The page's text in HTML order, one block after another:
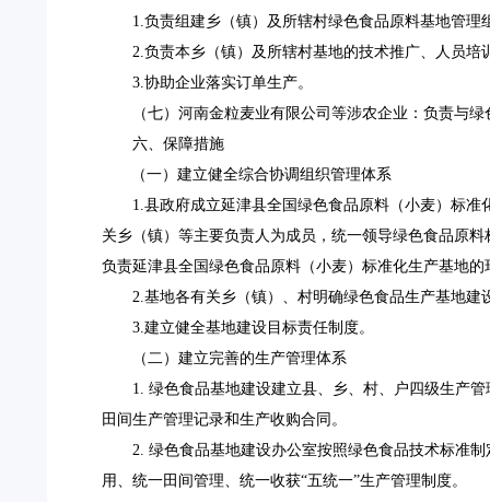
1.负责组建乡（镇）及所辖村绿色食品原料基地管理
2.负责本乡（镇）及所辖村基地的技术推广、人员
3.协助企业落实订单生产。
（七）河南金粒麦业有限公司等涉农企业： 负责与绿
六、保障措施
（一）建立健全综合协调组织管理体系
1.县政府成立延津县全国绿色食品原料（小麦）标
关乡（镇）等主要负责人为成员，统一领导绿色食品原
负责延津县全国绿色食品原料（小麦）标准化生产基地
2.基地各有关乡（镇）、村明确绿色食品生产基地建
3.建立健全基地建设目标责任制度。
（二）建立完善的生产管理体系
1. 绿色食品基地建设建立县、乡、村、户四级生产
田间生产管理记录和生产收购合同。
2. 绿色食品基地建设办公室按照绿色食品技术标准
用、统一田间管理、统一收获“五统一”生产管理制度。